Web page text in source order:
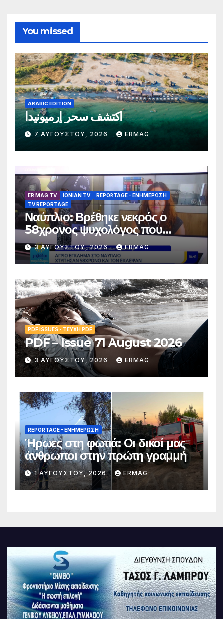
You missed
ARABIC EDITION
اكتشف سحر إرميونيدا
7 ΑΥΓΟΎΣΤΟΥ, 2026 ERMAG
ER MAG TV IONIAN TV
REPORTAGE - EΝΗΜΈΡΩΣΗ
TV REPORTAGE
Ναύπλιο: Βρέθηκε νεκρός ο
58χρονος ψυχολόγος που
αγνοούνταν για αρκετές ημέρες –
Συνελήφθησαν 2 άτομα
3 ΑΥΓΟΎΣΤΟΥ, 2026 ERMAG
PDF ISSUES - ΤΕΎΧΗ PDF
PDF – Issue 71 August 2026
3 ΑΥΓΟΎΣΤΟΥ, 2026 ERMAG
REPORTAGE - EΝΗΜΈΡΩΣΗ
Ήρωες στη φωτιά: Οι δικοί μας
άνθρωποι στην πρώτη γραμμή
1 ΑΥΓΟΎΣΤΟΥ, 2026 ERMAG